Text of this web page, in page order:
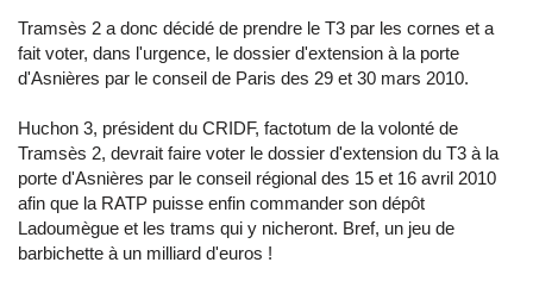
Tramsès 2 a donc décidé de prendre le T3 par les cornes et a
fait voter, dans l'urgence, le dossier d'extension à la porte
d'Asnières par le conseil de Paris des 29 et 30 mars 2010.
Huchon 3, président du CRIDF, factotum de la volonté de
Tramsès 2, devrait faire voter le dossier d'extension du T3 à la
porte d'Asnières par le conseil régional des 15 et 16 avril 2010
afin que la RATP puisse enfin commander son dépôt
Ladoumègue et les trams qui y nicheront. Bref, un jeu de
barbichette à un milliard d'euros !